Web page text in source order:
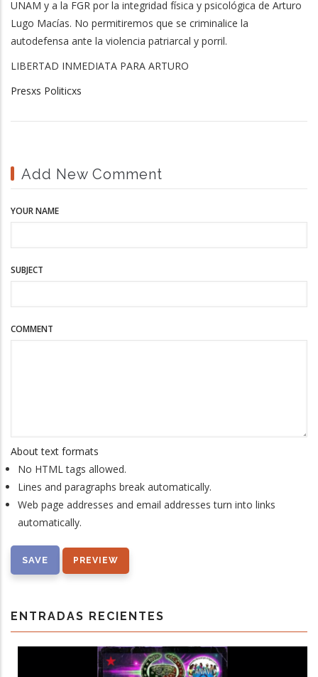
UNAM y a la FGR por la integridad física y psicológica de Arturo
Lugo Macías. No permitiremos que se criminalice la
autodefensa ante la violencia patriarcal y porril.
LIBERTAD INMEDIATA PARA ARTURO
Presxs Politicxs
Add New Comment
YOUR NAME
SUBJECT
COMMENT
About text formats
No HTML tags allowed.
Lines and paragraphs break automatically.
Web page addresses and email addresses turn into links
automatically.
ENTRADAS RECIENTES